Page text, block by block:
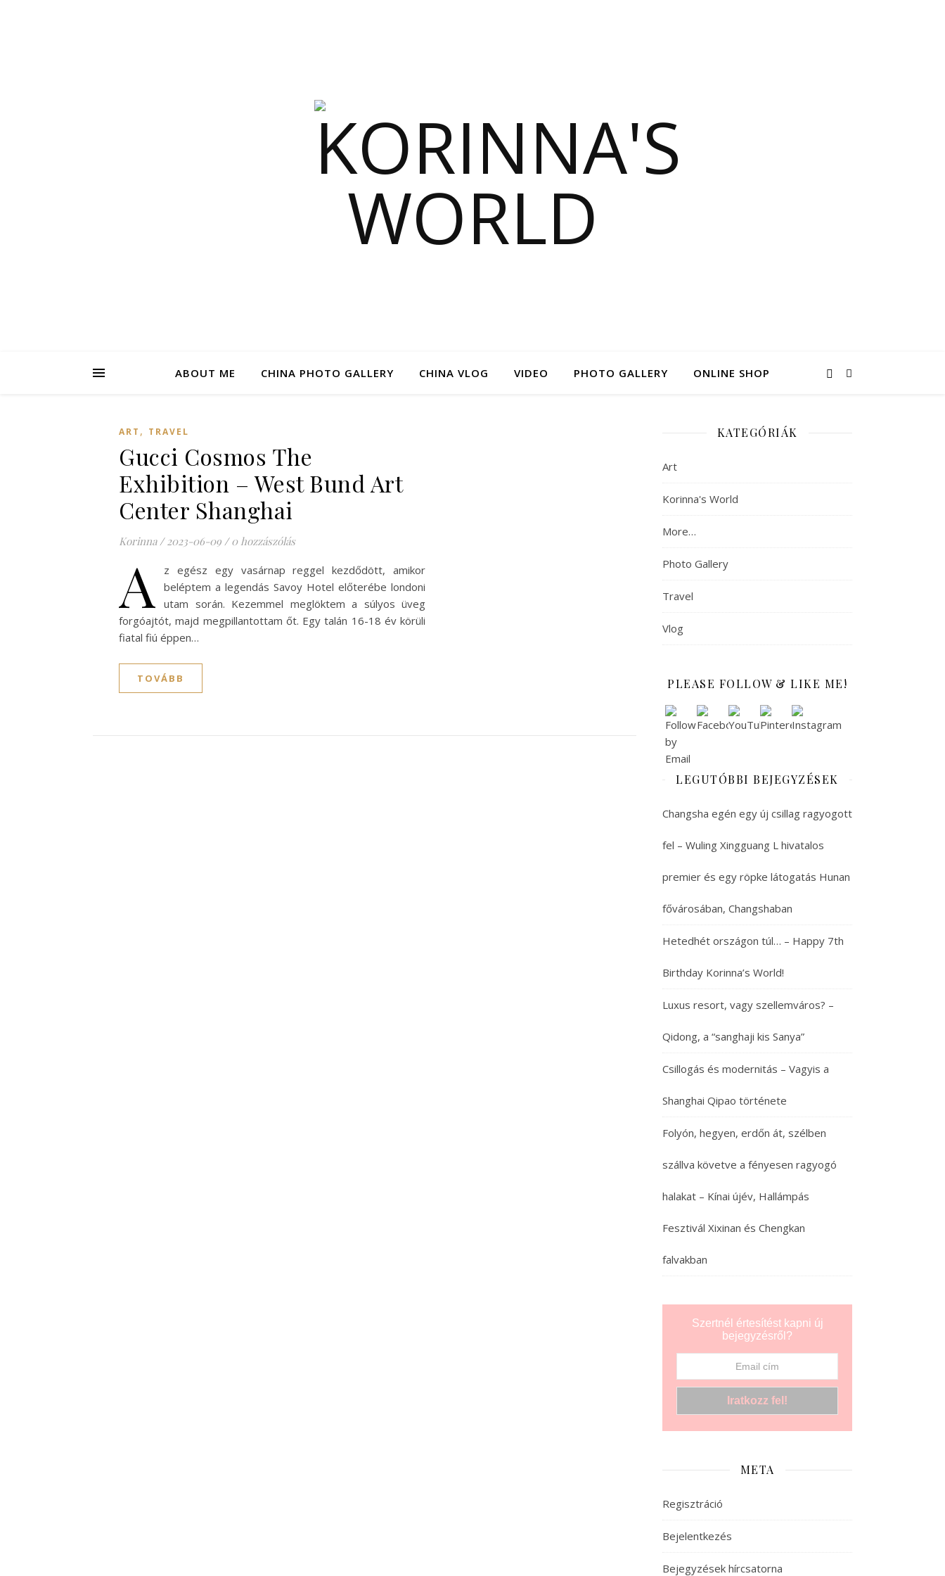
ABOUT ME CHINA PHOTO GALLERY CHINA VLOG VIDEO PHOTO GALLERY ONLINE SHOP
ART , TRAVEL
Gucci Cosmos The
Exhibition – West Bund Art
Center Shanghai
Korinna / 2023-06-09 / 0 hozzászólás
A
z egész egy vasárnap reggel kezdődött, amikor
beléptem a legendás Savoy Hotel előterébe londoni
utam során. Kezemmel meglöktem a súlyos üveg
forgóajtót, majd megpillantottam őt. Egy talán 16-18 év körüli
fiatal fiú éppen…
TOVÁBB
KATEGÓRIÁK
Art
Korinna's World
More…
Photo Gallery
Travel
Vlog
PLEASE FOLLOW & LIKE ME!
LEGUTÓBBI BEJEGYZÉSEK
Changsha egén egy új csillag ragyogott
fel – Wuling Xingguang L hivatalos
premier és egy röpke látogatás Hunan
fővárosában, Changshaban
Hetedhét országon túl… – Happy 7th
Birthday Korinna’s World!
Luxus resort, vagy szellemváros? –
Qidong, a “sanghaji kis Sanya”
Csillogás és modernitás – Vagyis a
Shanghai Qipao története
Folyón, hegyen, erdőn át, szélben
szállva követve a fényesen ragyogó
halakat – Kínai újév, Hallámpás
Fesztivál Xixinan és Chengkan
falvakban
Szertnél értesítést kapni új
bejegyzésről?
META
Regisztráció
Bejelentkezés
Bejegyzések hírcsatorna